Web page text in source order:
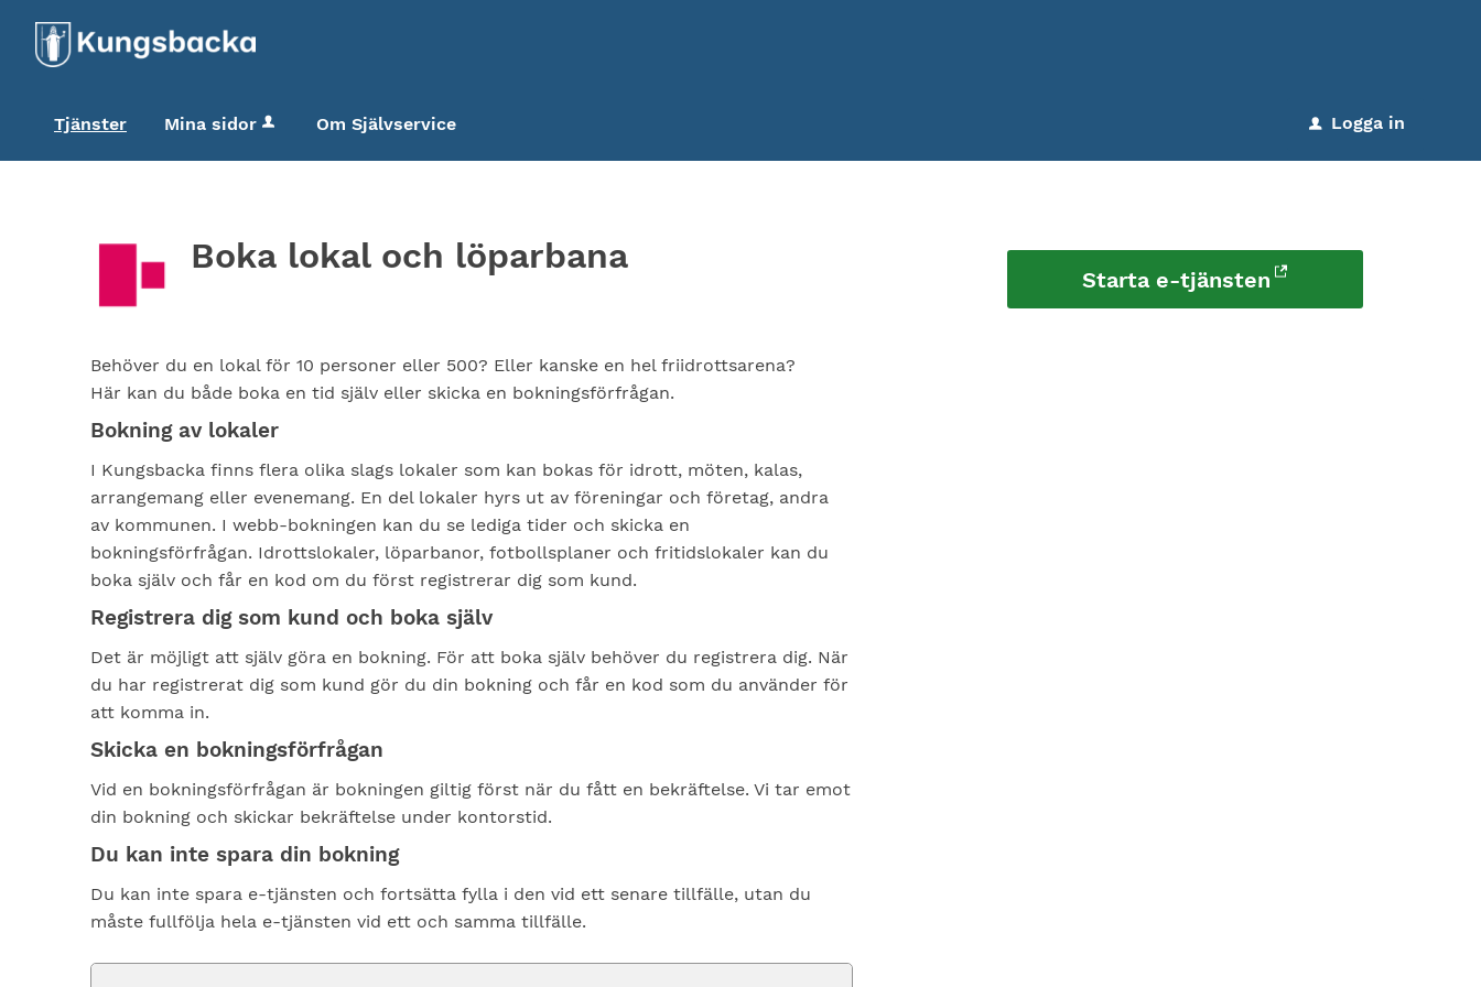
Tjänster Mina sidor Om Självservice u Logga in
Boka lokal och löparbana
Behöver du en lokal för 10 personer eller 500? Eller kanske en hel friidrottsarena?
Här kan du både boka en tid själv eller skicka en bokningsförfrågan.
Bokning av lokaler
I Kungsbacka finns flera olika slags lokaler som kan bokas för idrott, möten, kalas,
arrangemang eller evenemang. En del lokaler hyrs ut av föreningar och företag, andra
av kommunen. I webb-bokningen kan du se lediga tider och skicka en
bokningsförfrågan. Idrottslokaler, löparbanor, fotbollsplaner och fritidslokaler kan du
boka själv och får en kod om du först registrerar dig som kund.
Registrera dig som kund och boka själv
Det är möjligt att själv göra en bokning. För att boka själv behöver du registrera dig. När
du har registrerat dig som kund gör du din bokning och får en kod som du använder för
att komma in.
Skicka en bokningsförfrågan
Vid en bokningsförfrågan är bokningen giltig först när du fått en bekräftelse. Vi tar emot
din bokning och skickar bekräftelse under kontorstid.
Du kan inte spara din bokning
Du kan inte spara e-tjänsten och fortsätta fylla i den vid ett senare tillfälle, utan du
måste fullfölja hela e-tjänsten vid ett och samma tillfälle.
Starta e-tjänsten